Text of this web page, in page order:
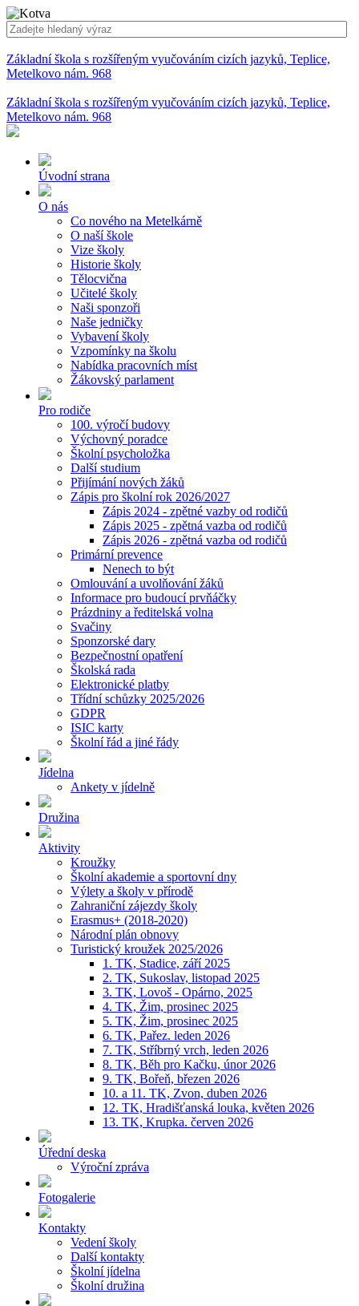
Základní škola s rozšířeným vyučováním cizích jazyků, Teplice,
Metelkovo nám. 968
Základní škola s rozšířeným vyučováním cizích jazyků, Teplice,
Metelkovo nám. 968
Úvodní strana
O nás
Co nového na Metelkárně
O naší škole
Vize školy
Historie školy
Tělocvična
Učitelé školy
Naši sponzoři
Naše jedničky
Vybavení školy
Vzpomínky na školu
Nabídka pracovních míst
Žákovský parlament
Pro rodiče
100. výročí budovy
Výchovný poradce
Školní psycholožka
Další studium
Přijímání nových žáků
Zápis pro školní rok 2026/2027
Zápis 2024 - zpětné vazby od rodičů
Zápis 2025 - zpětná vazba od rodičů
Zápis 2026 - zpětná vazba od rodičů
Primární prevence
Nenech to být
Omlouvání a uvolňování žáků
Informace pro budoucí prvňáčky
Prázdniny a ředitelská volna
Svačiny
Sponzorské dary
Bezpečnostní opatření
Školská rada
Elektronické platby
Třídní schůzky 2025/2026
GDPR
ISIC karty
Školní řád a jiné řády
Jídelna
Ankety v jídelně
Družina
Aktivity
Kroužky
Školní akademie a sportovní dny
Výlety a školy v přírodě
Zahraniční zájezdy školy
Erasmus+ (2018-2020)
Národní plán obnovy
Turistický kroužek 2025/2026
1. TK, Stadice, září 2025
2. TK, Sukoslav, listopad 2025
3. TK, Lovoš - Opárno, 2025
4. TK, Žim, prosinec 2025
5. TK, Žim, prosinec 2025
6. TK, Pařez. leden 2026
7. TK, Stříbrný vrch, leden 2026
8. TK, Běh pro Kačku, únor 2026
9. TK, Bořeň, březen 2026
10. a 11. TK, Zvon, duben 2026
12. TK, Hradišťanská louka, květen 2026
13. TK, Krupka. červen 2026
Úřední deska
Výroční zpráva
Fotogalerie
Kontakty
Vedení školy
Další kontakty
Školní jídelna
Školní družina